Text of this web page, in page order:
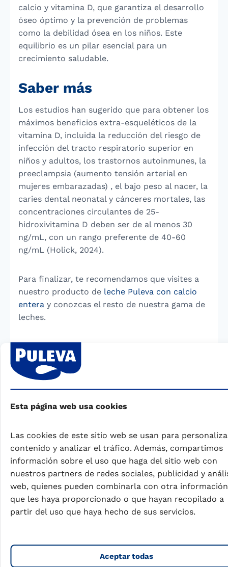
Esta página web usa cookies
Las cookies de este sitio web se usan para
contenido y analizar el tráfico. Además, compartimos
información sobre el uso que haga del sitio web con
nuestros partners de redes sociales, publicidad y
web, quienes pueden combinarla con otra información
que les haya proporcionado o que hayan recopilado a
partir del uso que haya hecho de sus servicios.
Aceptar todas
calcio y vitamina D, que garantiza el desarrollo
óseo óptimo y la prevención de problemas
como la debilidad ósea en los niños. Este
equilibrio es un pilar esencial para un
crecimiento saludable.
Saber más
Los estudios han sugerido que para obtener los
máximos beneficios extra-esqueléticos de la
vitamina D, incluida la reducción del riesgo de
infección del tracto respiratorio superior en
niños y adultos, los trastornos autoinmunes, la
preeclampsia (aumento tensión arterial en
mujeres embarazadas) , el bajo peso al nacer, la
caries dental neonatal y cánceres mortales, las
concentraciones circulantes de 25-
hidroxivitamina D deben ser de al menos 30
ng/mL, con un rango preferente de 40-60
ng/mL (Holick, 2024).
Para finalizar, te recomendamos que visites a
nuestro producto de leche Puleva con calcio
entera y conozcas el resto de nuestra gama de
leches.
—————————————-
Original de Dra. Dª. Ana María Haro García,
Farmacéutica y Tecnóloga de Alimentos
Bernal-Rivas.
Nutricionista-Dietista, Máster en
Nutrición Humana y Doctora en Ciencias.
Fundación Iberoamericana de Nutrición-FINUT.
Referencias
Endocrine Practice